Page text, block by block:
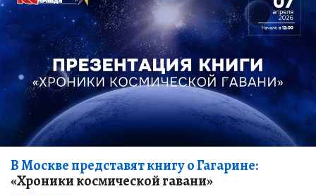
В Москве представят книгу о Гагарине:
«Хроники космической гавани»